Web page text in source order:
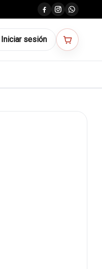
Iniciar sesión